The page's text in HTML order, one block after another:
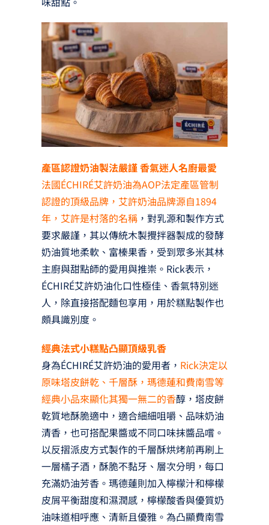
產區認證奶油製法嚴謹 香氣迷人名廚最愛
法國ÉCHIRÉ艾許奶油為AOP法定產區管制
認證的頂級品牌，艾許奶油品牌源自1894
年，艾許是村落的名稱，對乳源和製作方式
要求嚴謹，其以傳統木製攪拌器製成的發酵
奶油質地柔軟、富榛果香，受到眾多米其林
主廚與甜點師的愛用與推崇。Rick表示，
ÉCHIRÉ艾許奶油化口性極佳、香氣特別迷
人，除直接搭配麵包享用，用於糕點製作也
頗具識別度。
經典法式小糕點凸顯頂級乳香
身為ÉCHIRÉ艾許奶油的愛用者， Rick決定以
原味塔皮餅乾、千層酥，瑪德蓮和費南雪等
經典小品來顯化其獨一無二的香醇，塔皮餅
乾質地酥脆適中，適合細細咀嚼、品味奶油
清香，也可搭配果醬或不同口味抹醬品嚐。
以反摺派皮方式製作的千層酥烘烤前再刷上
一層橘子酒，酥脆不黏牙、層次分明，每口
充滿奶油芳香。瑪德蓮則加入檸檬汁和檸檬
皮屑平衡甜度和濕潤感，檸檬酸香與優質奶
油味道相呼應、清新且優雅。為凸顯費南雪